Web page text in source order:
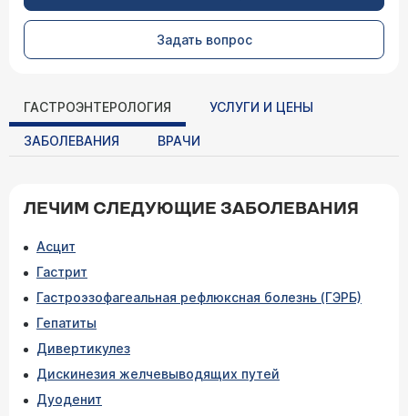
Задать вопрос
ГАСТРОЭНТЕРОЛОГИЯ УСЛУГИ И ЦЕНЫ
ЗАБОЛЕВАНИЯ ВРАЧИ
ЛЕЧИМ СЛЕДУЮЩИЕ ЗАБОЛЕВАНИЯ
Асцит
Гастрит
Гастроэзофагеальная рефлюксная болезнь (ГЭРБ)
Гепатиты
Дивертикулез
Дискинезия желчевыводящих путей
Дуоденит